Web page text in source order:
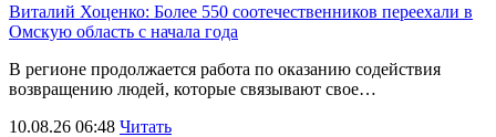
Виталий Хоценко: Более 550 соотечественников переехали в
Омскую область с начала года
В регионе продолжается работа по оказанию содействия
возвращению людей, которые связывают свое…
10.08.26 06:48 Читать